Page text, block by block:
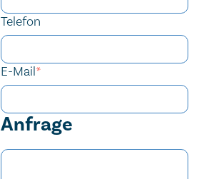
Telefon
E-Mail*
Anfrage